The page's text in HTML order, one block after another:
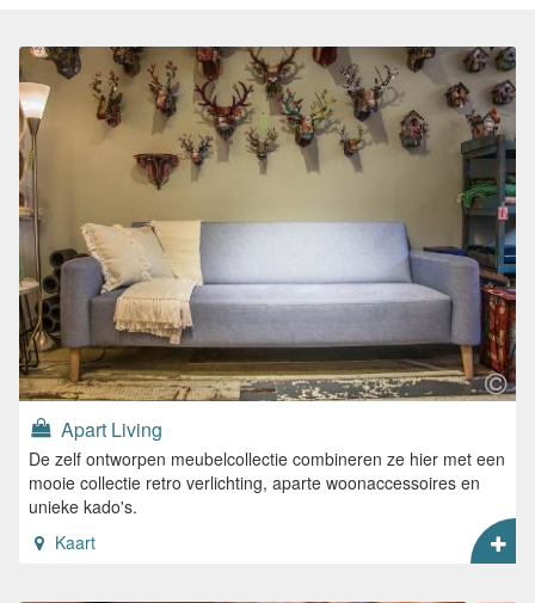
Apart Living
De zelf ontworpen meubelcollectie combineren ze hier met een
mooie collectie retro verlichting, aparte woonaccessoires en
unieke kado's.
Kaart